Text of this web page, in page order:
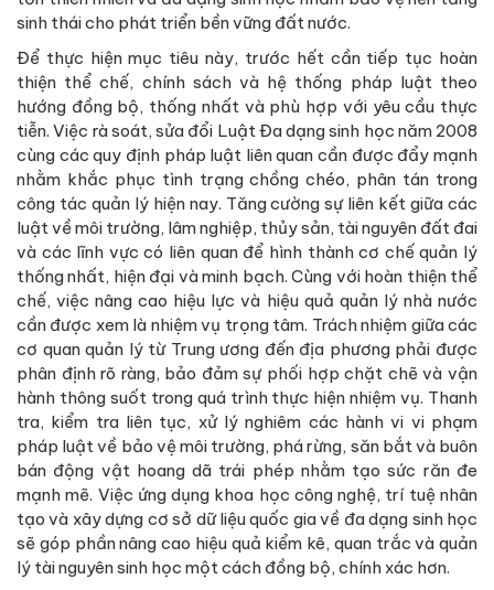
sinh thái cho phát triển bền vững đất nước.
Để thực hiện mục tiêu này, trước hết cần tiếp tục hoàn
thiện thể chế, chính sách và hệ thống pháp luật theo
hướng đồng bộ, thống nhất và phù hợp với yêu cầu thực
tiễn. Việc rà soát, sửa đổi Luật Đa dạng sinh học năm 2008
cùng các quy định pháp luật liên quan cần được đẩy mạnh
nhằm khắc phục tình trạng chồng chéo, phân tán trong
công tác quản lý hiện nay. Tăng cường sự liên kết giữa các
luật về môi trường, lâm nghiệp, thủy sản, tài nguyên đất đai
và các lĩnh vực có liên quan để hình thành cơ chế quản lý
thống nhất, hiện đại và minh bạch. Cùng với hoàn thiện thể
chế, việc nâng cao hiệu lực và hiệu quả quản lý nhà nước
cần được xem là nhiệm vụ trọng tâm. Trách nhiệm giữa các
cơ quan quản lý từ Trung ương đến địa phương phải được
phân định rõ ràng, bảo đảm sự phối hợp chặt chẽ và vận
hành thông suốt trong quá trình thực hiện nhiệm vụ. Thanh
tra, kiểm tra liên tục, xử lý nghiêm các hành vi vi phạm
pháp luật về bảo vệ môi trường, phá rừng, săn bắt và buôn
bán động vật hoang dã trái phép nhằm tạo sức răn đe
mạnh mẽ. Việc ứng dụng khoa học công nghệ, trí tuệ nhân
tạo và xây dựng cơ sở dữ liệu quốc gia về đa dạng sinh học
sẽ góp phần nâng cao hiệu quả kiểm kê, quan trắc và quản
lý tài nguyên sinh học một cách đồng bộ, chính xác hơn.